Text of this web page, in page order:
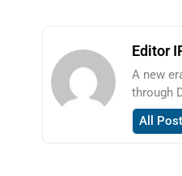
Editor
A new
through
All